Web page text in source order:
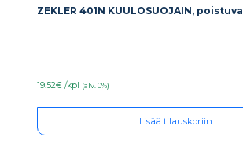
ZEKLER 401N KUULOSUOJAIN, poistuva
19.52€ /kpl (alv. 0%)
Lisää tilauskoriin